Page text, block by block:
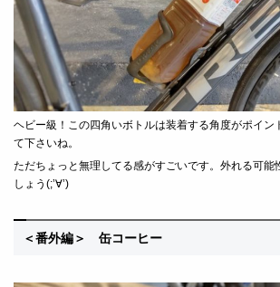
ヘビー級！この四角いボトルは装着する角度がポイン
て下さいね。
ただちょっと無理してる感がすごいです。外れる可能
しょう(;’∀’)
＜番外編＞ 缶コーヒー